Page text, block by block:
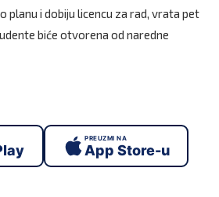
planu i dobiju licencu za rad, vrata pet
biće otvorena od naredne
PREUZMI NA
App Store-u